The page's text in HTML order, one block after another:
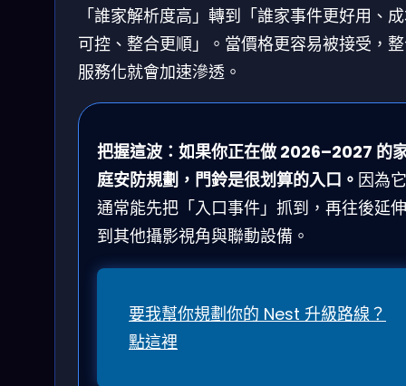
「誰家解析度高」轉到「誰家事件更好用、
可控、整合更順」。當價格更容易被接受，
服務化就會加速滲透。
把握這波：如果你正在做 2026–2027 的
庭安防規劃，門鈴是很划算的入口。 因為它
通常能先把「入口事件」抓到，再往後延伸
到其他攝影視角與聯動設備。
要我幫你規劃你的 Nest 升級路線？
點這裡